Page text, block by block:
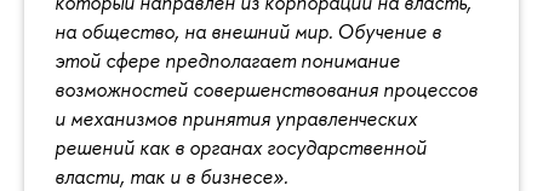
на общество, на внешний мир. Обучение в
этой сфере предполагает понимание
возможностей совершенствования процессов
и механизмов принятия управленческих
решений как в органах государственной
власти, так и в бизнесе».